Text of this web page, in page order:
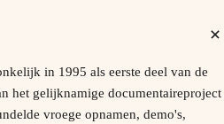
in 1995 als eerste deel van de
het gelijknamige documentaireproject
vroege opnamen, demo's,